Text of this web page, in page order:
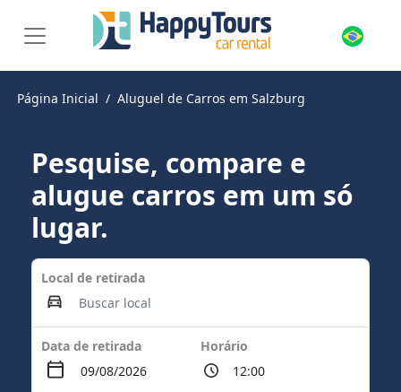
Página Inicial Aluguel de Carros em Salzburg
Pesquise, compare e
alugue carros em um só
lugar.
Local de retirada
Data de retirada Horário